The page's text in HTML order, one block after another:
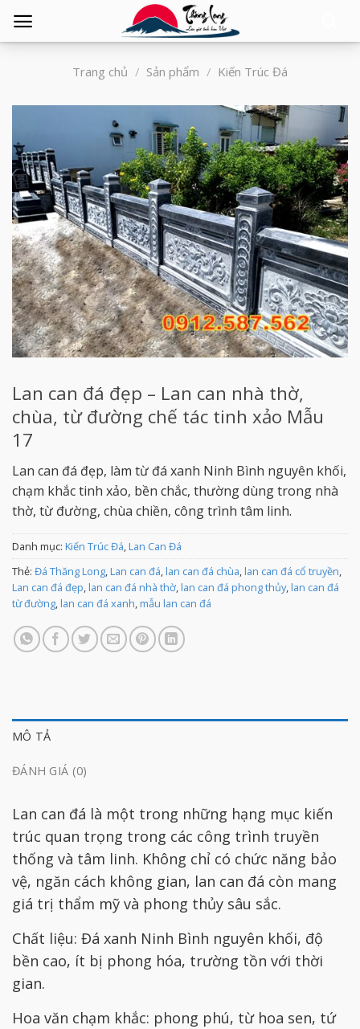
Trang chủ / Sản phẩm / Kiến Trúc Đá
Lan can đá đẹp – Lan can nhà thờ,
chùa, từ đường chế tác tinh xảo Mẫu
17
Lan can đá đẹp, làm từ đá xanh Ninh Bình nguyên khối,
chạm khắc tinh xảo, bền chắc, thường dùng trong nhà
thờ, từ đường, chùa chiền, công trình tâm linh.
Danh mục: Kiến Trúc Đá,Lan Can Đá
Thẻ: Đá Thăng Long,Lan can đá,lan can đá chùa,lan can đá cổ truyền,
Lan can đá đẹp,lan can đá nhà thờ,lan can đá phong thủy,lan can đá
từ đường,lan can đá xanh,mẫu lan can đá
MÔ TẢ
ĐÁNH GIÁ (0)
Lan can đá là một trong những hạng mục kiến
trúc quan trọng trong các công trình truyền
thống và tâm linh. Không chỉ có chức năng bảo
vệ, ngăn cách không gian, lan can đá còn mang
giá trị thẩm mỹ và phong thủy sâu sắc.
Chất liệu: Đá xanh Ninh Bình nguyên khối, độ
bền cao, ít bị phong hóa, trường tồn với thời
gian.
Hoa văn chạm khắc: phong phú, từ hoa sen, tứ